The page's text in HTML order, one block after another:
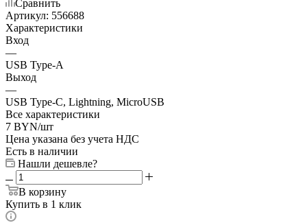
Сравнить
Артикул: 556688
Характеристики
Вход
—
USB Type-A
Выход
—
USB Type-C, Lightning, MicroUSB
Все характеристики
7 BYN/шт
Цена указана без учета НДС
Есть в наличии
Нашли дешевле?
В корзину
Купить в 1 клик